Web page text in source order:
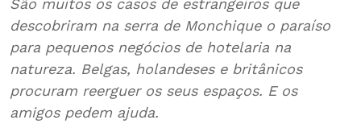
São muitos os casos de estrangeiros que
descobriram na serra de Monchique o paraíso
para pequenos negócios de hotelaria na
natureza. Belgas, holandeses e britânicos
procuram reerguer os seus espaços. E os
amigos pedem ajuda.